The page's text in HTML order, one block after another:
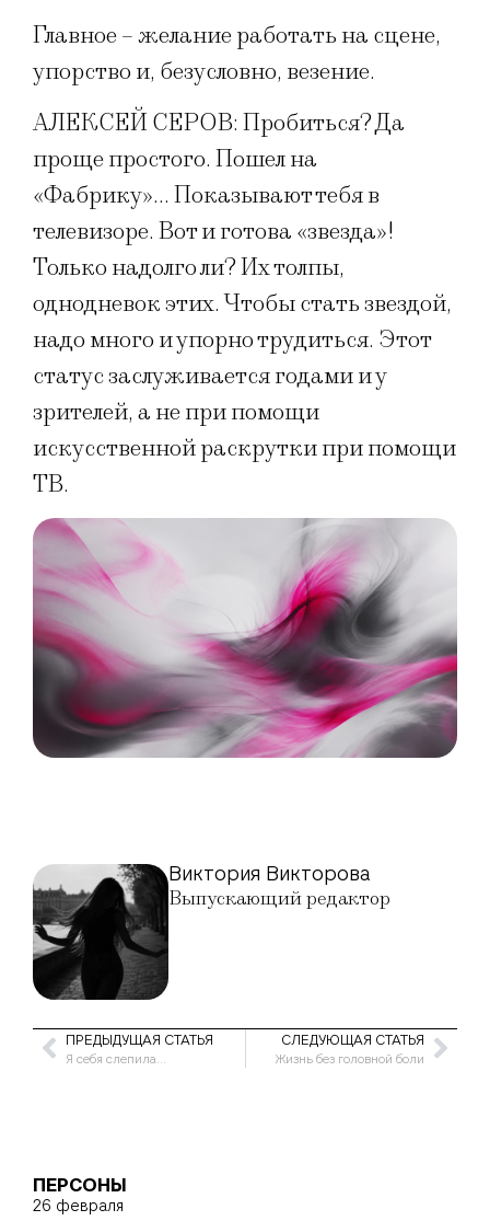
Главное – желание работать на сцене,
упорство и, безусловно, везение.
АЛЕКСЕЙ СЕРОВ: Пробиться? Да
проще простого. Пошел на
«Фабрику»… Показывают тебя в
телевизоре. Вот и готова «звезда»!
Только надолго ли? Их толпы,
однодневок этих. Чтобы стать звездой,
надо много и упорно трудиться. Этот
статус заслуживается годами и у
зрителей, а не при помощи
искусственной раскрутки при помощи
ТВ.
Виктория Викторова
Выпускающий редактор
ПРЕДЫДУЩАЯ СТАТЬЯ
Я себя слепила…
СЛЕДУЮЩАЯ СТАТЬЯ
Жизнь без головной боли
ПЕРСОНЫ
26 февраля